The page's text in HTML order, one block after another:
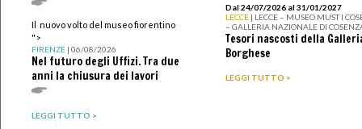
Il nuovo volto del museo fiorentino
">
FIRENZE| 06/08/2026
Nel futuro degli Uffizi. Tra due
anni la chiusura dei lavori
LEGGI TUTTO >
Dal 24/07/2026 al 31/01/2027
LECCE | LECCE – MUSEO MUST I
– GALLERIA NAZIONALE DI
Tesori nascosti della
Borghese
LEGGI TUTTO >